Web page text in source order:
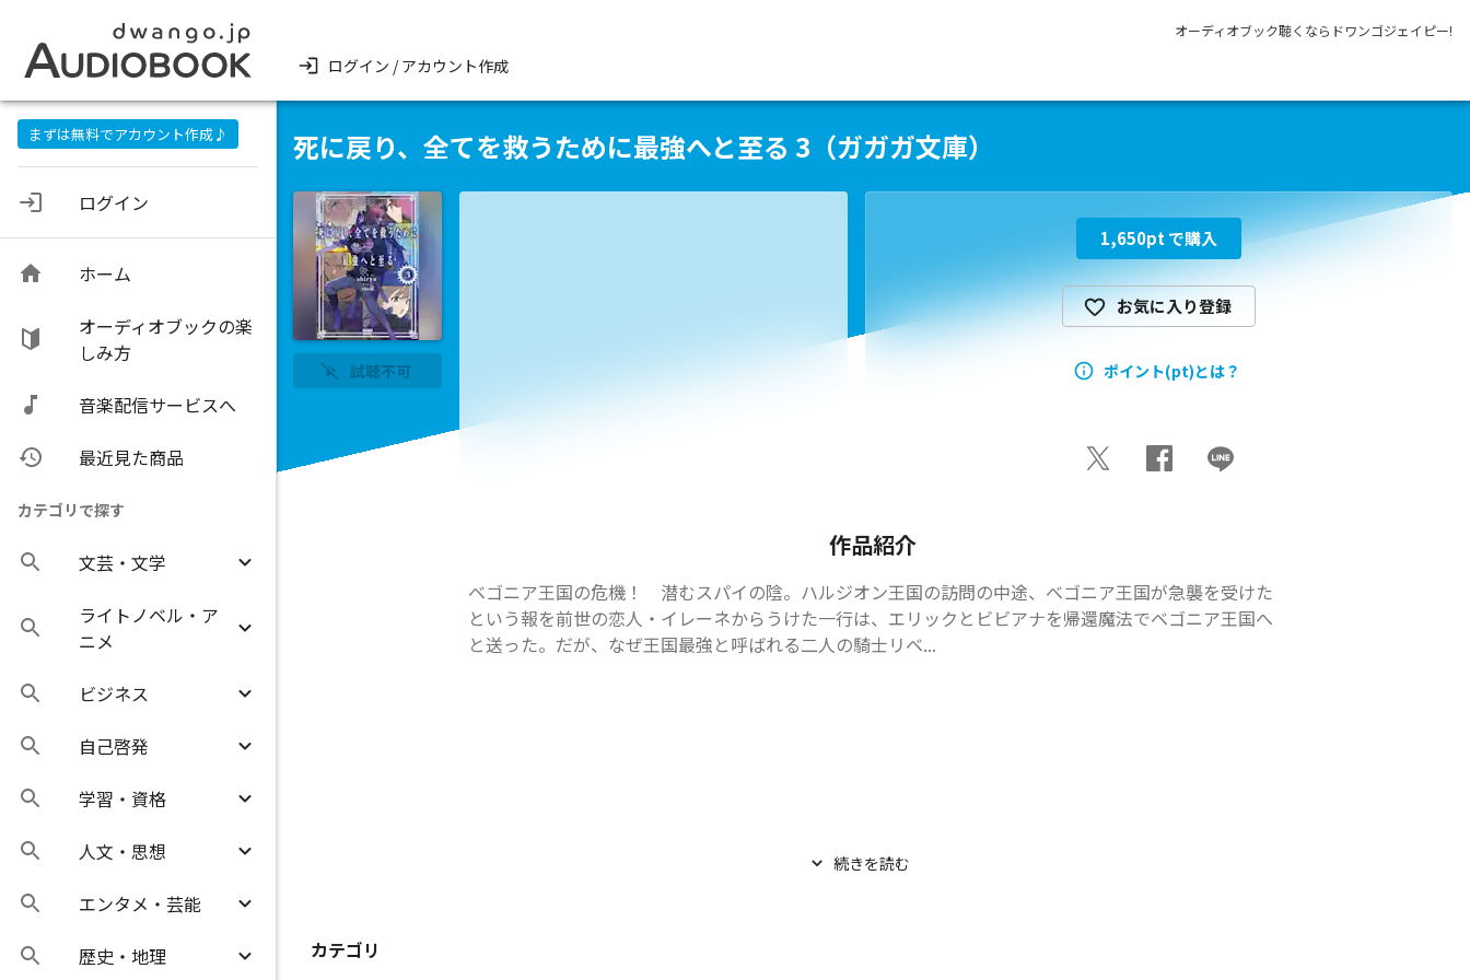
オーディオブック聴くならドワンゴジェイピー!
ログイン / アカウント作成
まずは無料でアカウント作成♪
ログイン
ホーム
オーディオブックの楽
しみ方
音楽配信サービスへ
最近見た商品
カテゴリで探す
文芸・文学
ライトノベル・ア
ニメ
ビジネス
自己啓発
学習・資格
人文・思想
エンタメ・芸能
歴史・地理
死に戻り、全てを救うために最強へと至る 3（ガガガ文庫）
試聴不可
1,650pt で購入
お気に入り登録
ポイント(pt)とは？
作品紹介
ベゴニア王国の危機！　潜むスパイの陰。ハルジオン王国の訪問の中途、ベゴニア王国が急襲を受けた
という報を前世の恋人・イレーネからうけた一行は、エリックとビビアナを帰還魔法でベゴニア王国へ
と送った。だが、なぜ王国最強と呼ばれる二人の騎士――リベ...
続きを読む
カテゴリ